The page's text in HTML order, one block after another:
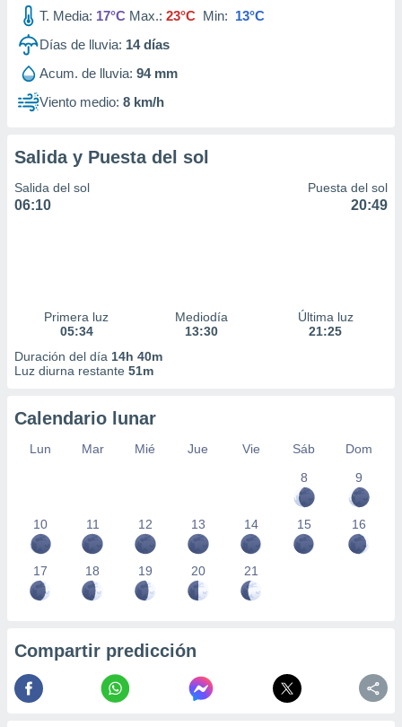
T. Media: 17°C Max.: 23°C Min: 13°C
Días de lluvia: 14días
Acum. de lluvia: 94 mm
Viento medio: 8 km/h
Salida y Puesta del sol
Salida del sol
06:10
Puesta del sol
20:49
Primera luz
05:34
Mediodía
13:30
Última luz
21:25
Duración del día 14h 40m
Luz diurna restante 51m
Calendario lunar
Lun Mar Mié Jue Vie Sáb
Dom
8
9
10 11 12 13 14 15 16
17 18 19 20 21
Compartir predicción